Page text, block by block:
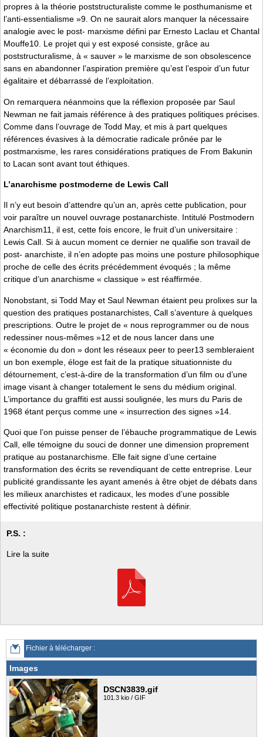
propres à la théorie poststructuraliste comme le posthumanisme et
l’anti-essentialisme »9. On ne saurait alors manquer la nécessaire
analogie avec le post- marxisme défini par Ernesto Laclau et Chantal
Mouffe10. Le projet qui y est exposé consiste, grâce au
poststructuralisme, à « sauver » le marxisme de son obsolescence
sans en abandonner l’aspiration première qu’est l’espoir d’un futur
égalitaire et débarrassé de l’exploitation.
On remarquera néanmoins que la réflexion proposée par Saul
Newman ne fait jamais référence à des pratiques politiques précises.
Comme dans l’ouvrage de Todd May, et mis à part quelques
références évasives à la démocratie radicale prônée par le
postmarxisme, les rares considérations pratiques de From Bakunin
to Lacan sont avant tout éthiques.
L’anarchisme postmoderne de Lewis Call
Il n’y eut besoin d’attendre qu’un an, après cette publication, pour
voir paraître un nouvel ouvrage postanarchiste. Intitulé Postmodern
Anarchism11, il est, cette fois encore, le fruit d’un universitaire :
Lewis Call. Si à aucun moment ce dernier ne qualifie son travail de
post- anarchiste, il n’en adopte pas moins une posture philosophique
proche de celle des écrits précédemment évoqués ; la même
critique d’un anarchisme « classique » est réaffirmée.
Nonobstant, si Todd May et Saul Newman étaient peu prolixes sur la
question des pratiques postanarchistes, Call s’aventure à quelques
prescriptions. Outre le projet de « nous reprogrammer ou de nous
redessiner nous-mêmes »12 et de nous lancer dans une
« économie du don » dont les réseaux peer to peer13 sembleraient
un bon exemple, éloge est fait de la pratique situationniste du
détournement, c’est-à-dire de la transformation d’un film ou d’une
image visant à changer totalement le sens du médium original.
L’importance du graffiti est aussi soulignée, les murs du Paris de
1968 étant perçus comme une « insurrection des signes »14.
Quoi que l’on puisse penser de l’ébauche programmatique de Lewis
Call, elle témoigne du souci de donner une dimension proprement
pratique au postanarchisme. Elle fait signe d’une certaine
transformation des écrits se revendiquant de cette entreprise. Leur
publicité grandissante les ayant amenés à être objet de débats dans
les milieux anarchistes et radicaux, les modes d’une possible
effectivité politique postanarchiste restent à définir.
P.S. :
Lire la suite
Fichier à télécharger :
Images
DSCN3839.gif
101.3 kio / GIF